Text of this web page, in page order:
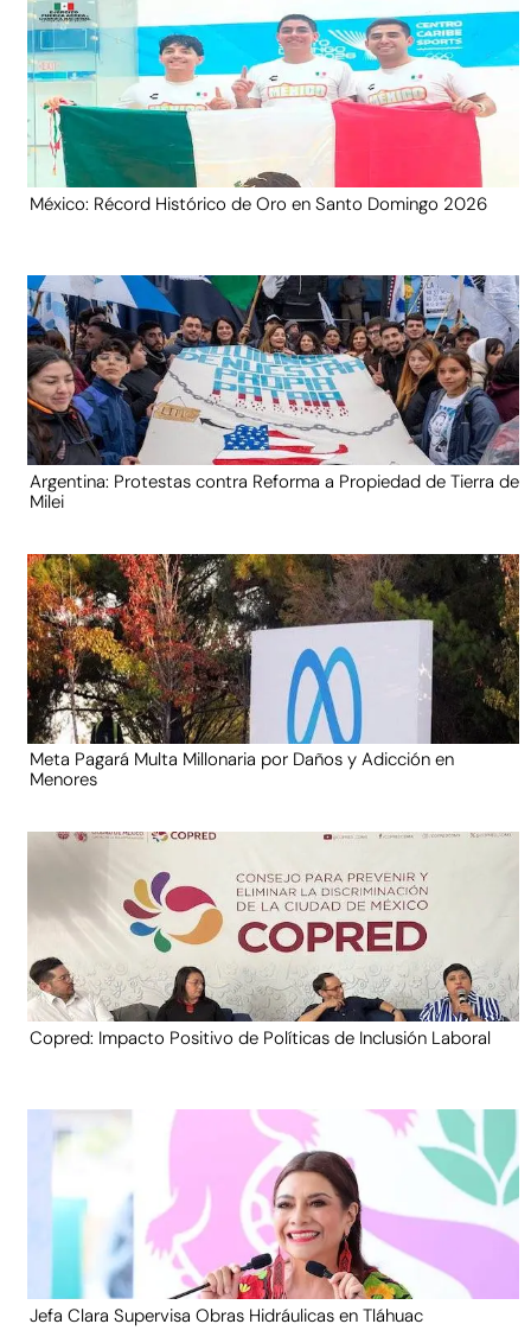
México: Récord Histórico de Oro en Santo Domingo 2026
Argentina: Protestas contra Reforma a Propiedad de Tierra de
Milei
Meta Pagará Multa Millonaria por Daños y Adicción en
Menores
Copred: Impacto Positivo de Políticas de Inclusión Laboral
Jefa Clara Supervisa Obras Hidráulicas en Tláhuac